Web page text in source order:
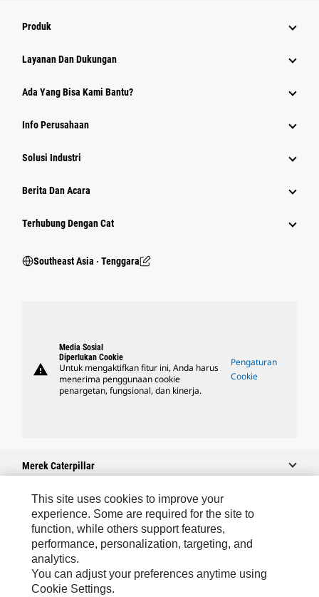
Produk
Layanan Dan Dukungan
Ada Yang Bisa Kami Bantu?
Info Perusahaan
Solusi Industri
Berita Dan Acara
Terhubung Dengan Cat
Southeast Asia ‧ Tenggara
warning
Media Sosial
Diperlukan Cookie
Untuk mengaktifkan fitur ini, Anda harus
menerima penggunaan cookie
penargetan, fungsional, dan kinerja.
Pengaturan
Cookie
Merek Caterpillar
Caterpillar.com
Hubungi Caterpillar
Preferensi Pemasaran Saya
Peta Situs
This site uses cookies to improve your
experience. Some are required for the site to
function, while others support features,
performance, personalization, targeting, and
analytics.
You can adjust your preferences anytime using
Cookie Settings.